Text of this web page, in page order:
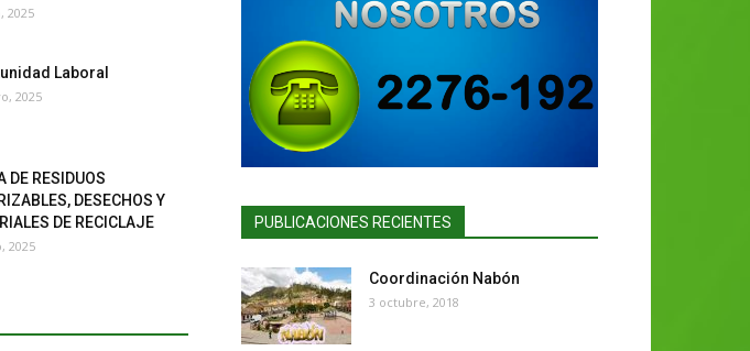
2025
Laboral
2025
DE RESIDUOS
DESECHOS Y
DE RECICLAJE
2025
PUBLICACIONES RECIENTES
Coordinación Nabón
3 octubre, 2018